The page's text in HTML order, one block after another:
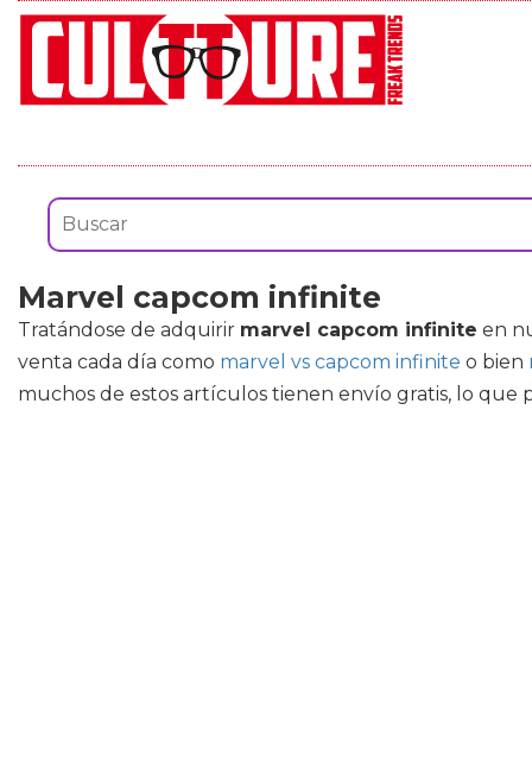
Marvel capcom infinite
Tratándose de adquirir marvel capcom infinite en
venta cada día como marvel vs capcom infinite o bien
muchos de estos artículos tienen envío gratis, lo que